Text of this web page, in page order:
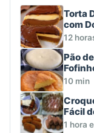
Torta
com
12
Pão
10 min
Fácil
1 hora